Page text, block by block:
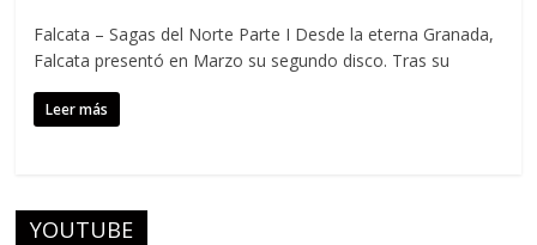
Falcata – Sagas del Norte Parte I Desde la eterna Granada,
Falcata presentó en Marzo su segundo disco. Tras su
Leer más
YOUTUBE